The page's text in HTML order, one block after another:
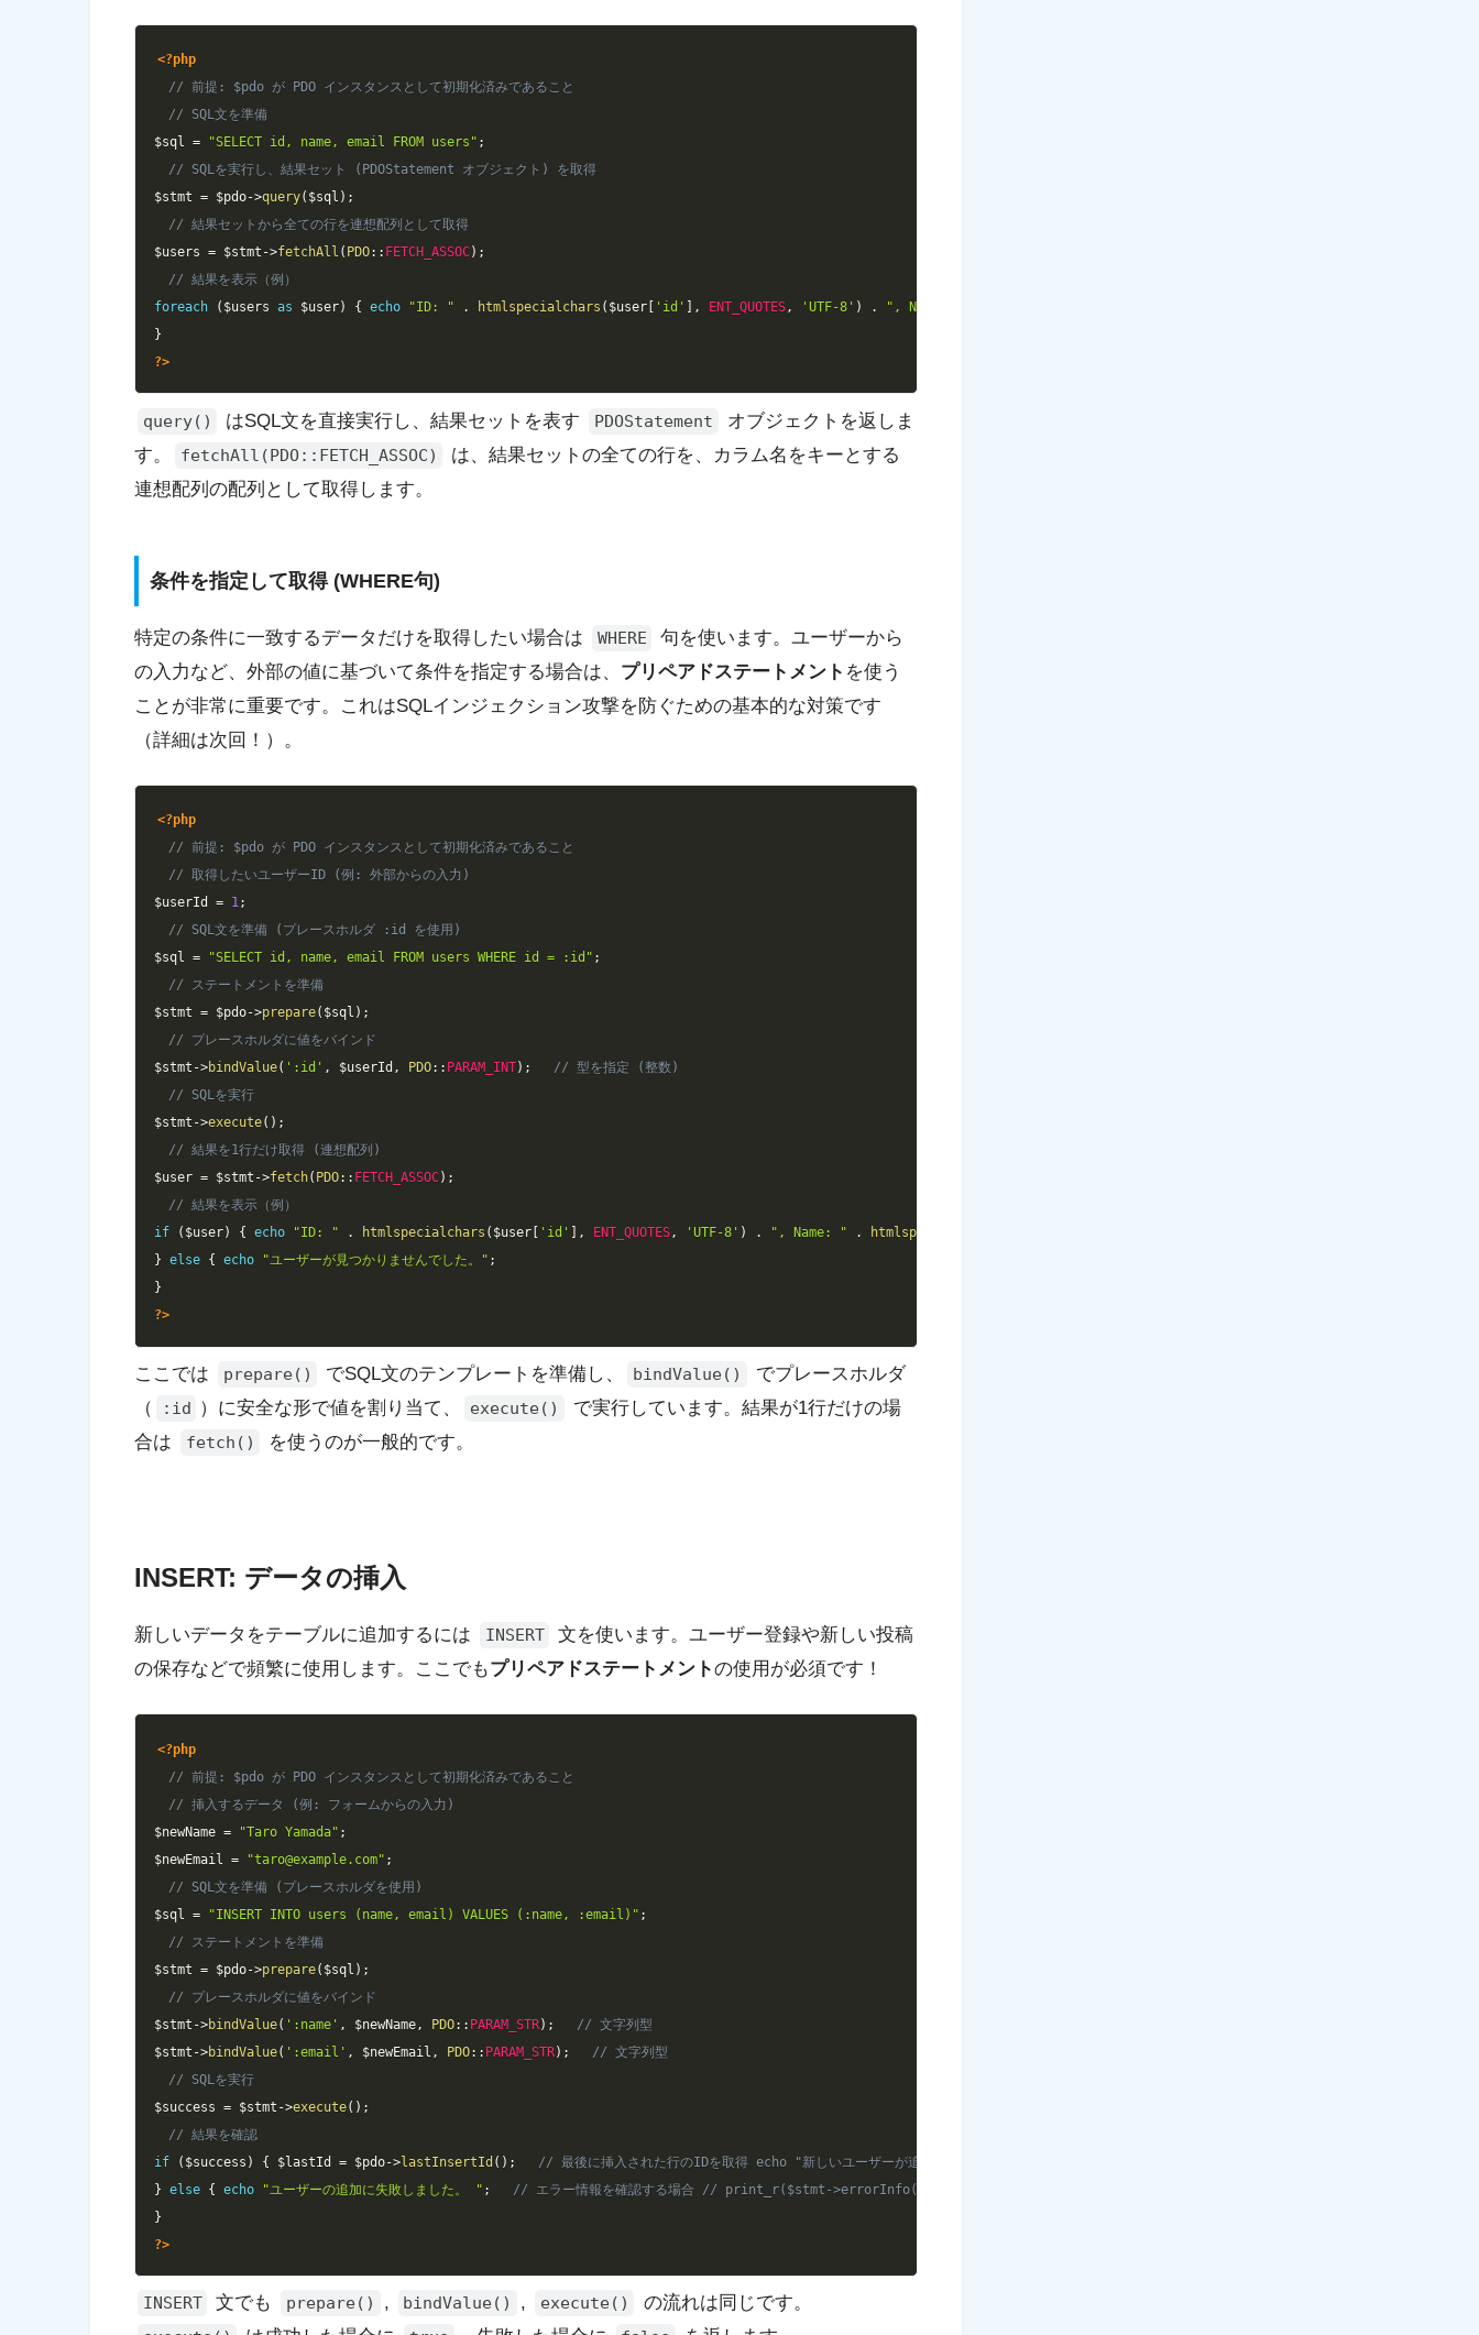
<?php
// 前提: $pdo が PDO インスタンスとして初期化済みであること
// SQL文を準備
$sql = "SELECT id, name, email FROM users" ;
// SQLを実行し、結果セット (PDOStatement オブジェクト) を取得
$stmt = $pdo->query( $sql ) ;
// 結果セットから全ての行を連想配列として取得
$users = $stmt ->fetchAll ( PDO:: FETCH_ASSOC) ;
// 結果を表示（例）
foreach
( $users as $user) { echo "ID: " . htmlspecialchars ( $user 'id' , ENT_QUOTES, 'UTF-8' ) . ", Name: "
}
?>
query() はSQL文を直接実行し、結果セットを表す PDOStatement
オブジェクトを返しま
す。
fetchAll(PDO::FETCH_ASSOC)
は、結果セットの全ての行を、カラム名をキーとする
連想配列の配列として取得します。
条件を指定して取得 (WHERE句)
特定の条件に一致するデータだけを取得したい場合は WHERE
句を使います。ユーザーから
の入力など、外部の値に基づいて条件を指定する場合は、 プリペアドステートメント を使う
ことが非常に重要です。これはSQLインジェクション攻撃を防ぐための基本的な対策です
（詳細は次回！）。
<?php
// 前提: $pdo が PDO インスタンスとして初期化済みであること
// 取得したいユーザーID (例: 外部からの入力)
$userId
= 1;
// SQL文を準備 (プレースホルダ :id を使用)
$sql = "SELECT id, name, email FROM users WHERE id = :id" ;
// ステートメントを準備
$stmt = $pdo->prepare( $sql ) ;
// プレースホルダに値をバインド
$stmt ->bindValue( ':id' , $userId , PDO:: PARAM_INT) ;
// 型を指定 (整数)
// SQLを実行
$stmt ->execute( ) ;
// 結果を1行だけ取得 (連想配列)
$user = $stmt ->fetch( PDO:: FETCH_ASSOC) ;
// 結果を表示（例）
if
( $user) { echo "ID: " . htmlspecialchars ( $user 'id' , ENT_QUOTES, 'UTF-8' ) . ", Name: " . htmlspecialchars
} else { echo "ユーザーが見つかりませんでした。" ;
}
?>
ここでは prepare() でSQL文のテンプレートを準備し、 bindValue()
でプレースホルダ
（
:id ）に安全な形で値を割り当て、 execute()
で実行しています。結果が1行だけの場
合は
fetch() を使うのが一般的です。
INSERT: データの挿入
新しいデータをテーブルに追加するには INSERT
文を使います。ユーザー登録や新しい投稿
の保存などで頻繁に使用します。ここでもプリペアドステートメントの使用が必須です！
<?php
// 前提: $pdo が PDO インスタンスとして初期化済みであること
// 挿入するデータ (例: フォームからの入力)
$newName = "Taro Yamada" ;
$newEmail
= "taro@example.com" ;
// SQL文を準備 (プレースホルダを使用)
$sql
= "INSERT INTO users (name, email) VALUES (:name, :email)" ;
// ステートメントを準備
$stmt = $pdo->prepare( $sql ) ;
// プレースホルダに値をバインド
$stmt ->bindValue( ':name' , $newName , PDO:: PARAM_STR) ;
// 文字列型
$stmt ->bindValue( ':email' , $newEmail , PDO:: PARAM_STR) ;
// 文字列型
// SQLを実行
$success = $stmt ->execute( ) ;
// 結果を確認
if
( $success ) { $lastId = $pdo->lastInsertId ( ) ;
// 最後に挿入された行のIDを取得 echo "新しいユーザーが追加されました。ID: " . htmlspecialchars($lastId, ENT_QUOTES, 'UTF-8') . "
} else { echo "ユーザーの追加に失敗しました。 " ;
// エラー情報を確認する場合 // print_r($stmt->errorInfo());
}
?>
INSERT 文でも prepare() , bindValue() , execute() の流れは同じです。